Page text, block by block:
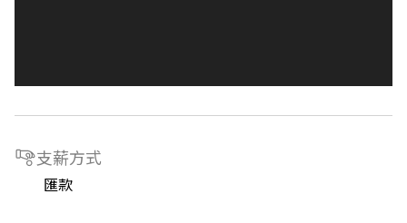
支薪方式
匯款